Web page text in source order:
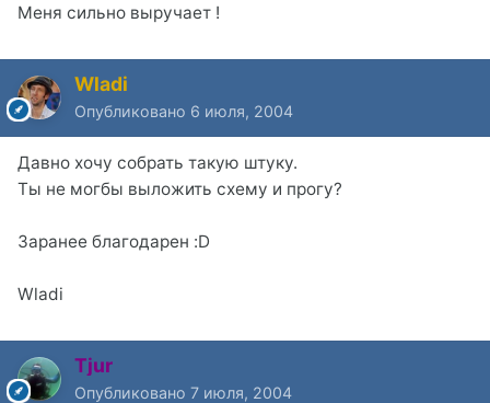
Меня сильно выручает !
Wladi
Опубликовано 6 июля, 2004
Давно хочу собрать такую штуку.
Ты не могбы выложить схему и прогу?
Заранее благодарен :D
Wladi
Tjur
Опубликовано 7 июля, 2004